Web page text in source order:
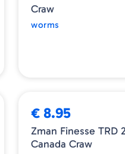
Craw
worms
€ 8.95
Zman Finesse TRD
Canada Craw